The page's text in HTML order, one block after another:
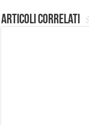
Articoli correlati